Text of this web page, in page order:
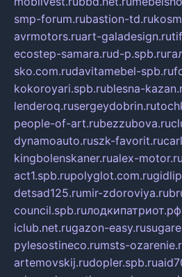
smp-forum.rubastion-td.ru
avrmotors.ruart-galadesign.ru
ecostep-samara.rud-p.spb.ru
sko.com.rudavitamebel-spb.ru
kokoroyari.spb.rublesna-
lenderoq.rusergeydobrin.ru
people-of-art.rubezzubova.ru
dynamoauto.ruszk-favorit.ru
kingbolenskaner.rualex-motor.ru
act1.spb.rupolyglot.com.ru
detsad125.rumir-zdoroviya.ru
council.spb.ruлодкипатриот.рф
iclub.net.rugazon-easy.ru
pylesostineco.rumsts-
artemovskij.rudopler.spb.ru